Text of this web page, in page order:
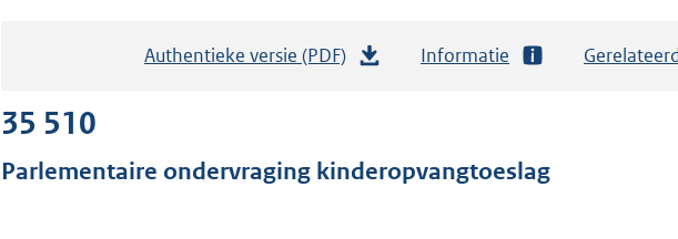
Authentieke versie (PDF)
a
Informatie
35 510
Parlementaire ondervraging kinderopvangtoeslag